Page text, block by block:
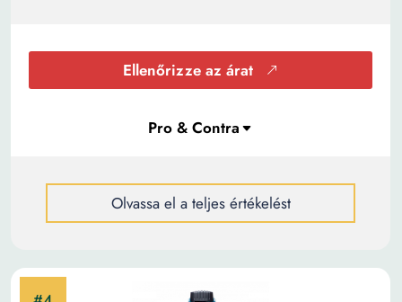
Ellenőrizze az árat
Olvassa el a teljes értékelést